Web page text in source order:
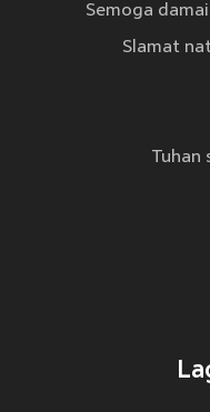
Semoga
Slamat
Tuhan